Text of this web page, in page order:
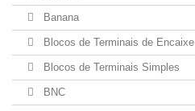
Banana
Blocos de Terminais de Encaixe
Blocos de Terminais Simples
BNC